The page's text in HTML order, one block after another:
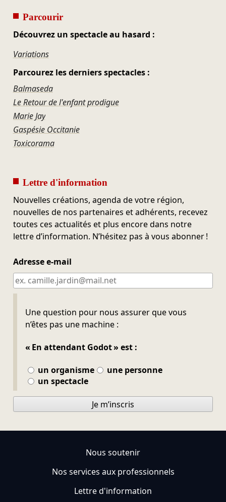
Parcourir
Découvrez un spectacle au hasard :
Variations
Parcourez les derniers spectacles :
Balmaseda
Le Retour de l'enfant prodigue
Marie Jay
Gaspésie Occitanie
Toxicorama
Lettre d'information
Nouvelles créations, agenda de votre région,
nouvelles de nos partenaires et adhérents, recevez
toutes ces actualités et plus encore dans notre
lettre d’information. N’hésitez pas à vous abonner !
Adresse e-mail
Une question pour nous assurer que vous
n’êtes pas une machine :
« En attendant Godot » est :
un organisme
une personne
un spectacle
Ne pas remplir
Je m’inscris
Nous soutenir
Nos services aux professionnels
Lettre d'information